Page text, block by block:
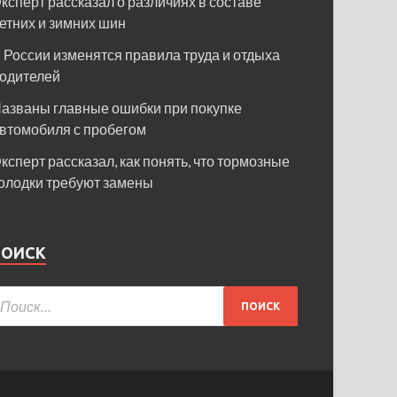
и зимних шин
России изменятся правила труда и отдыха
главные ошибки при покупке
с пробегом
рассказал, как понять, что тормозные
требуют замены